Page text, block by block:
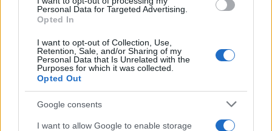
Personal Data for Targeted Advertising.
Opted In
I want to opt-out of Collection, Use,
Retention, Sale, and/or Sharing of my
Personal Data that Is Unrelated with the
Purposes for which it was collected.
Opted Out
Google consents
I want to allow Google to enable storage